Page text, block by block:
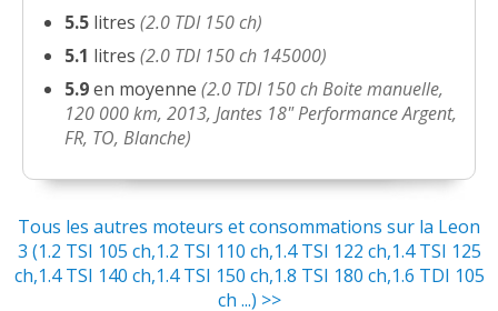
16/20
manuelle (de(0 )
-- /20
2.0 TDI 150 ch 13000 kM FR Dsg mai
2013
)
17/20
2.0 TDI 150 ch TDI 150 FR DSG6
140.000km(0
5.5 litres(2.0 TDI 150 ch)
5.1 litres(2.0 TDI 150 ch 145000)
5.9 en moyenne(2.0 TDI 150 ch Boite manuelle,
120 000 km, 2013, Jantes 18" Performance Argent,
FR, TO, Blanche)
Tous les autres moteurs et consommations sur la Leon
3 (1.2 TSI 105 ch,1.2 TSI 110 ch,1.4 TSI 122 ch,1.4 TSI 125
ch,1.4 TSI 140 ch,1.4 TSI 150 ch,1.8 TSI 180 ch,1.6 TDI 105
ch ...) >>